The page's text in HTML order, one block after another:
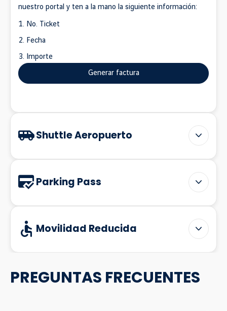
nuestro portal y ten a la mano la siguiente información:
No. Ticket
Fecha
Importe
Generar factura
Shuttle Aeropuerto
Parking Pass
Movilidad Reducida
PREGUNTAS FRECUENTES